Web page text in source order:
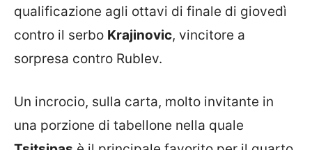
qualificazione agli ottavi di finale di giovedì
contro il serbo Krajinovic, vincitore a
sorpresa contro Rublev.
Un incrocio, sulla carta, molto invitante in
una porzione di tabellone nella quale